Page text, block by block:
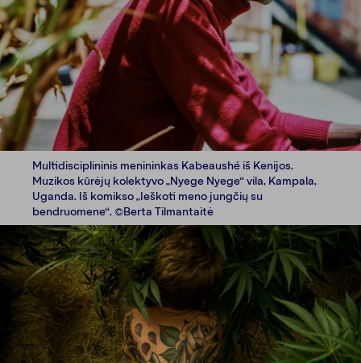
Multidisciplininis menininkas Kabeaushé iš Kenijos.
Muzikos kūrėjų kolektyvo „Nyege Nyege“ vila, Kampala,
Uganda. Iš komikso „Ieškoti meno jungčių su
bendruomene“. ©Berta Tilmantaitė